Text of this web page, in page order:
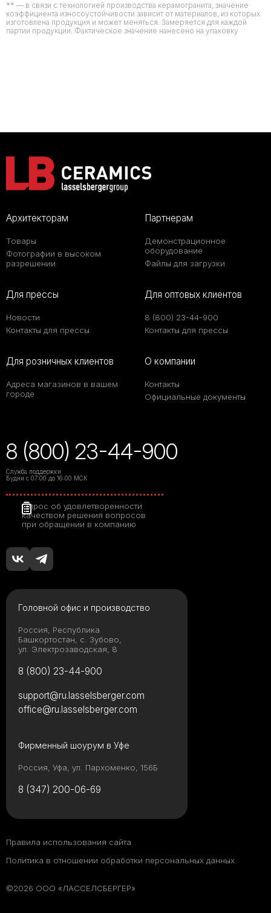
** — в связи с технологией производства керамогранита, значение
коэффициента износоустойчивости зависит от материалов, из которых
изготовлена продукция и может меняться. Замеряется для каждой
партии продукции. Фактическое значение нанесено на упаковку
Архитекторам
Товары
Фотографии в высоком
разрешении
Партнерам
Демонстрационное
оборудование
Файлы для загрузки
Для прессы
Новости
Контакты для прессы
Для оптовых клиентов
8 (800) 23-44-900
Контакты для прессы
Для розничных клиентов
Адреса магазинов в вашем
городе
О компании
Контакты
Официальные документы
8 (800) 23-44-900
Служба поддержки
Будни с 07:00 до 16:00 МСК
Опрос об удовлетворенности
качеством решения вопросов
при обращении в компанию
Головной офис и производство
Россия, Республика
Башкортостан, с. Зубово,
ул. Электрозаводская, 8
8 (800) 23-44-900
Фирменный шоурум в Уфе
Россия, Уфа, ул. Пархоменко, 156Б
8 (347) 200-06-69
support@ru.lasselsberger.com
office@ru.lasselsberger.com
©2026 ООО «ЛАССЕЛСБЕРГЕР»
Правила использования сайта
Политика в отношении обработки персональных данных